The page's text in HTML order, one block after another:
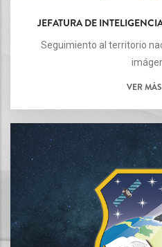
JEFATURA DE
Seguimiento al territorio
VER MÁS